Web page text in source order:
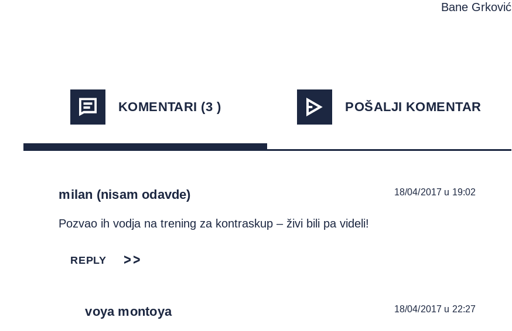
Bane Grković
KOMENTARI (3 ) POŠALJI KOMENTAR
milan (nisam odavde) 18/04/2017 u 19:02
Pozvao ih vodja na trening za kontraskup – živi bili pa videli!
REPLY
voya montoya 18/04/2017 u 22:27